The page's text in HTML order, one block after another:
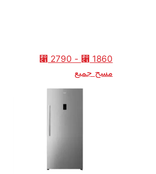
⃁ 1860
-
⃁ 2790
مسح جميع